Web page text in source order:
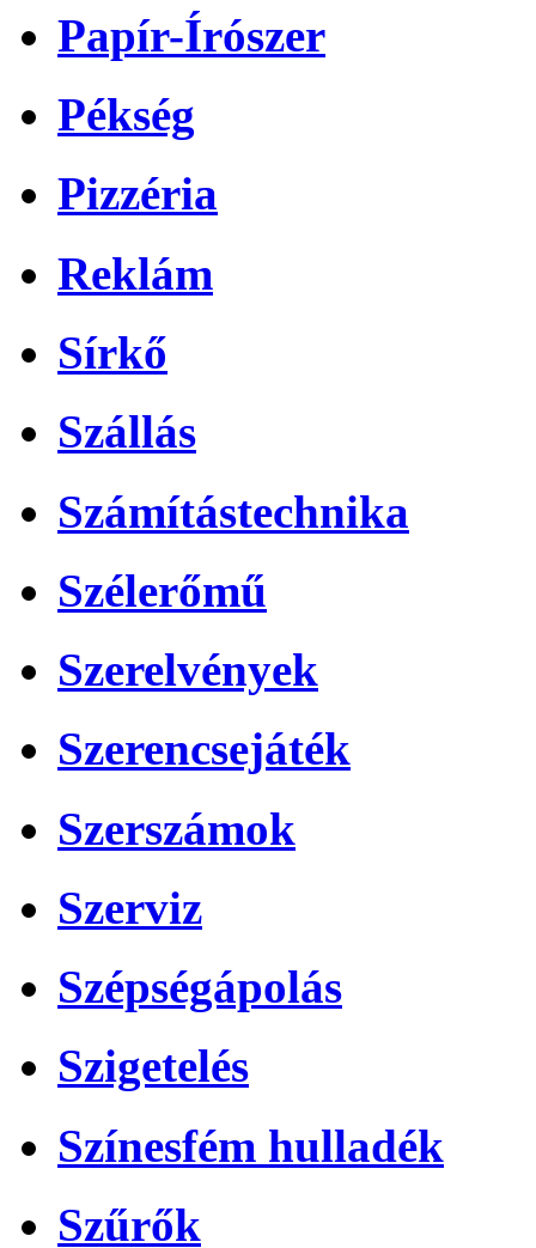
Papír-Írószer
Pékség
Pizzéria
Reklám
Sírkő
Szállás
Számítástechnika
Szélerőmű
Szerelvények
Szerencsejáték
Szerszámok
Szerviz
Szépségápolás
Szigetelés
Színesfém hulladék
Szűrők